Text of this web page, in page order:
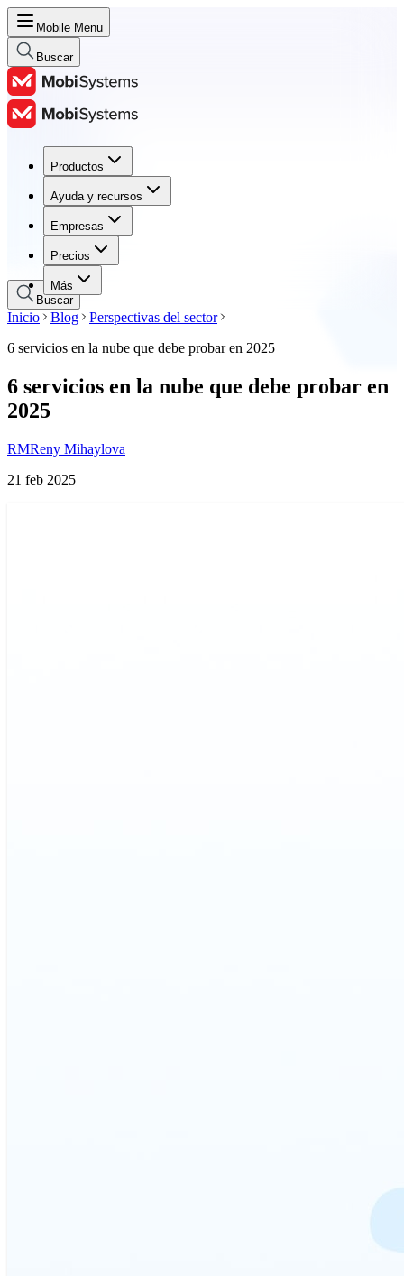
Mobile Menu
Buscar
Productos
Ayuda y recursos
Empresas
Precios
Más
Productos
Ayuda y recursos
Empresas
Precios
Buscar
Inicio Blog
Perspectivas del sector
6 servicios en la nube que debe probar en 2025
6 servicios en la nube que debe probar en
2025
RMReny Mihaylova
21 feb 2025